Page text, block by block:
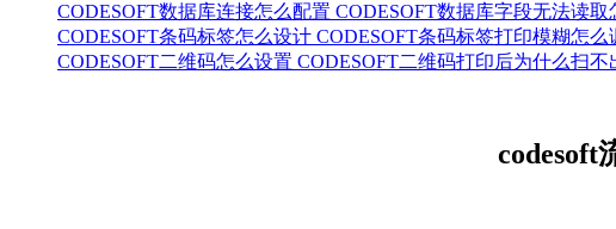
CODESOFT数据库连接怎么配置 CODESOFT数据库字段无法读取
CODESOFT条码标签怎么设计 CODESOFT条码标签打印模糊怎么
CODESOFT二维码怎么设置 CODESOFT二维码打印后为什么扫不
codesoft